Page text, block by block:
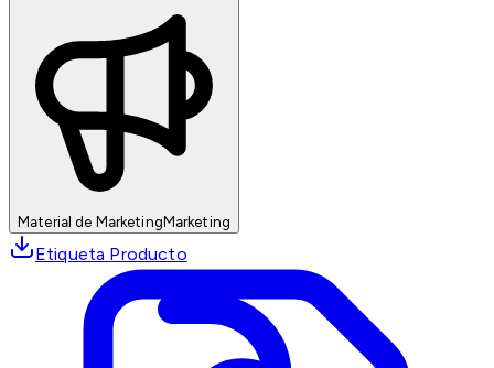
Material de MarketingMarketing
Etiqueta Producto